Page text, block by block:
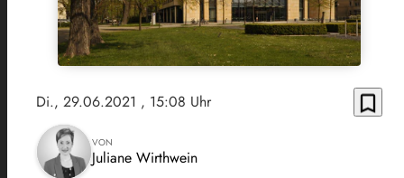
Di., 29.06.2021 , 15:08 Uhr bookmark_border
VON
Juliane Wirthwein